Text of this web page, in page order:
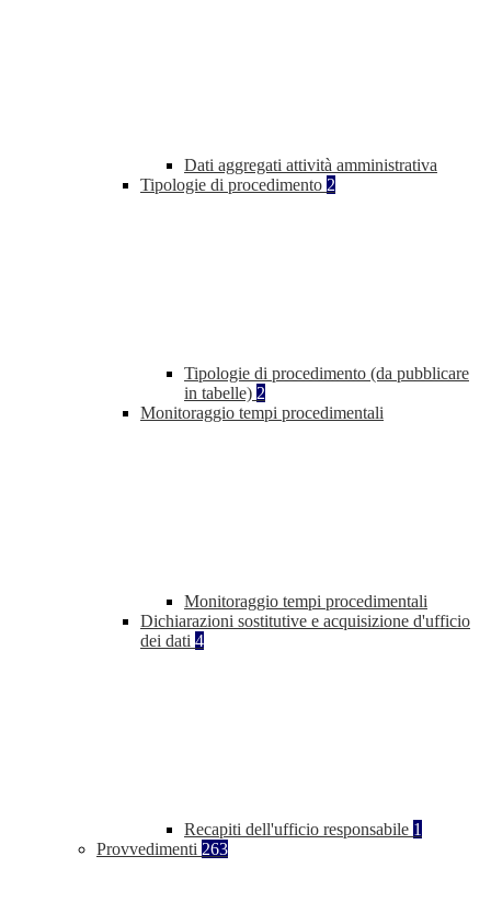
Dati aggregati attività amministrativa
Tipologie di procedimento 2
Tipologie di procedimento (da pubblicare
in tabelle) 2
Monitoraggio tempi procedimentali
Monitoraggio tempi procedimentali
Dichiarazioni sostitutive e acquisizione d'ufficio
dei dati 4
Recapiti dell'ufficio responsabile 1
Provvedimenti 263